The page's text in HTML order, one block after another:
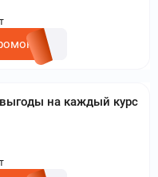
на каждый курс